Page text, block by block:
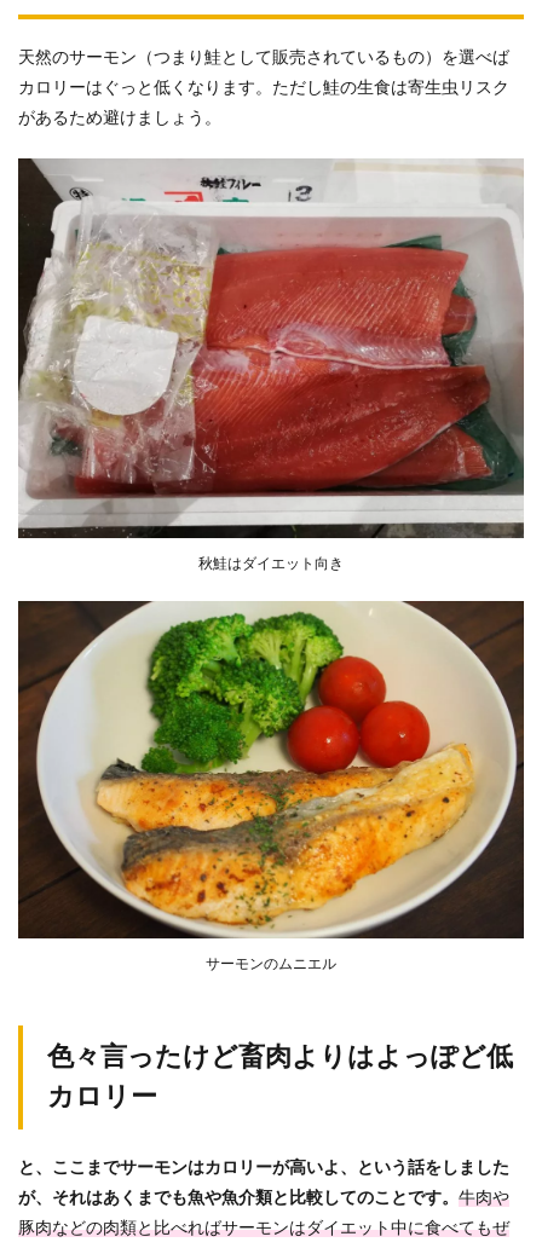
天然のサーモン（つまり鮭として販売されているもの）を選べば
カロリーはぐっと低くなります。ただし鮭の生食は寄生虫リスク
があるため避けましょう。
秋鮭はダイエット向き
サーモンのムニエル
色々言ったけど畜肉よりはよっぽど低
カロリー
と、ここまでサーモンはカロリーが高いよ、という話をしました
が、それはあくまでも魚や魚介類と比較してのことです。 牛肉や
豚肉などの肉類と比べればサーモンはダイエット中に食べてもぜ